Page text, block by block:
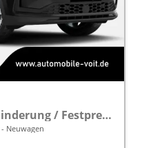
Selection 50% Schwerbehinderung / Festpreisgarantie* Modelljahr 1.5 TSI Mild-Hybrid 150PS DSG "Sonderangebot bei Schwerbehinderung" frei konfigurierbar!
Neuwagen